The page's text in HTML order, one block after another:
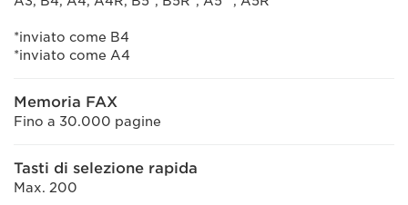
*inviato come B4
*inviato come A4
Memoria FAX
Fino a 30.000 pagine
Tasti di selezione rapida
Max. 200